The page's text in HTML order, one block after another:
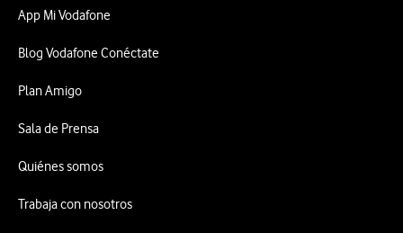
App Mi Vodafone
Blog Vodafone Conéctate
Plan Amigo
Sala de Prensa
Quiénes somos
Trabaja con nosotros